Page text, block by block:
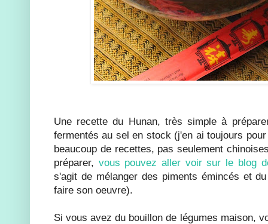
Une recette du Hunan, très simple à
fermentés au sel en stock (j'en ai toujours
beaucoup de recettes, pas seulement
préparer, vous pouvez aller voir sur le blog
s'agit de mélanger des piments émincés et
faire son oeuvre).
Si vous avez du bouillon de légumes maison,